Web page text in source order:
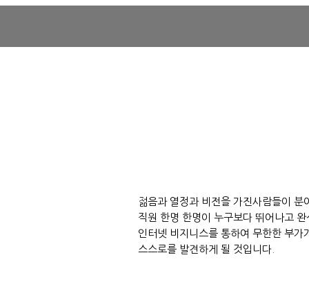
젊음과 열정과 비전을 가진사람들이
직원 한명 한명이 누구보다 뛰어나고
인터넷 비지니스를 통하여 무한한 부
스스로를 발견하게 될 것입니다.